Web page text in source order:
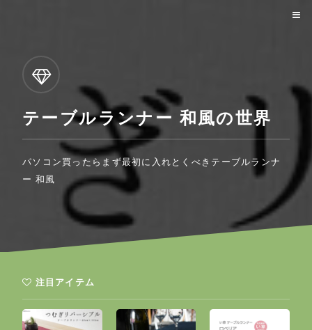
テーブルランナー 和風の世界
パソコン買ったらまず最初に入れとくべきテーブルランナ
ー 和風
注目アイテム